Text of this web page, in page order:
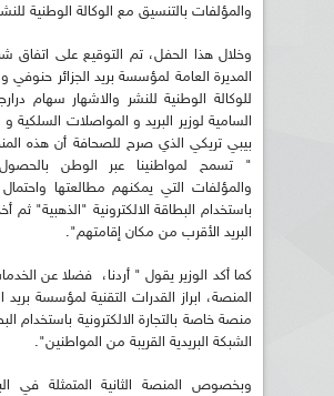
والمؤلفات بالتنسيق مع الوكالة الوطنية
وخلال هذا الحفل، تم التوقيع على
المديرة العامة لمؤسسة بريد الجزائر حنوفي و
للوكالة الوطنية للنشر والاشهار سهام
السامية لوزير البريد و المواصلات السلكية و
بيبي تريكي الذي صرح للصحافة أن هذه
" تسمح لمواطنينا عبر الوطن
والمؤلفات التي يمكنهم مطالعتها
باستخدام البطاقة الالكترونية "الذهبية"
البريد الأقرب من مكان إقامتهم".
كما أكد الوزير يقول " أردنا، فضلا عن
المنصة، ابراز القدرات التقنية لمؤسسة بريد
منصة خاصة بالتجارة الالكترونية باستخدام
الشبكة البريدية القريبة من المواطنين".
وبخصوص المنصة الثانية المتمثلة في